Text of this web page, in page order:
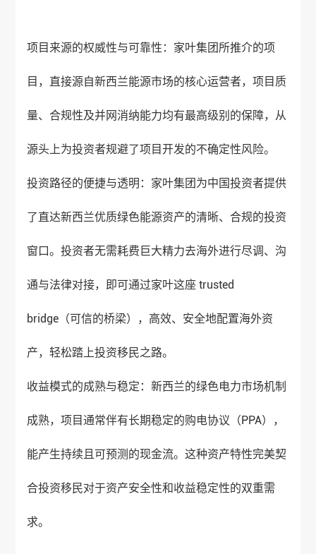
项目来源的权威性与可靠性：家叶集团所推介的项
目，直接源自新西兰能源市场的核心运营者，项目质
量、合规性及并网消纳能力均有最高级别的保障，从
源头上为投资者规避了项目开发的不确定性风险。
投资路径的便捷与透明：家叶集团为中国投资者提供
了直达新西兰优质绿色能源资产的清晰、合规的投资
窗口。投资者无需耗费巨大精力去海外进行尽调、沟
通与法律对接，即可通过家叶这座 trusted
bridge（可信的桥梁），高效、安全地配置海外资
产，轻松踏上投资移民之路。
收益模式的成熟与稳定：新西兰的绿色电力市场机制
成熟，项目通常伴有长期稳定的购电协议（PPA），
能产生持续且可预测的现金流。这种资产特性完美契
合投资移民对于资产安全性和收益稳定性的双重需
求。